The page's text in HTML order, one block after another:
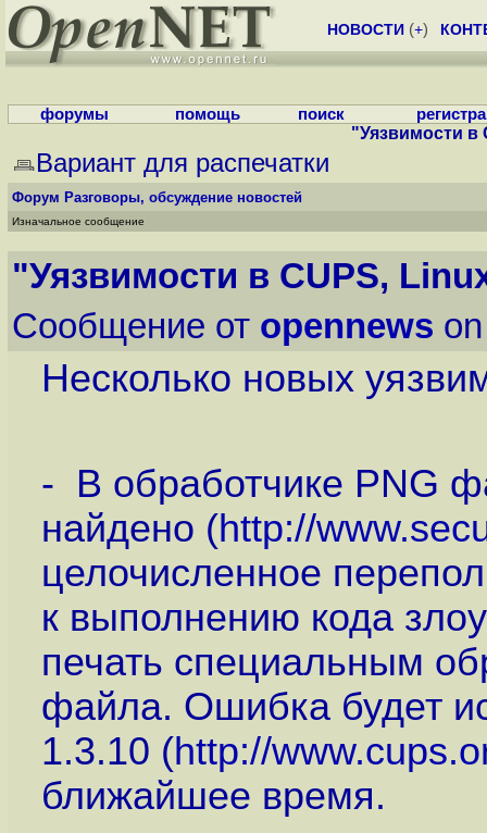
НОВОСТИ (+)
форумы помощь поиск
"Уязвимости в
Вариант для распечатки
Форум Разговоры, обсуждение новостей
Изначальное сообщение
"Уязвимости в CUPS,
Сообщение от opennews
Несколько новых
- В обработчике PNG
найдено (http://
целочисленное
к выполнению кода
печать специальным
файла. Ошибка будет
1.3.10 (http://
ближайшее время.